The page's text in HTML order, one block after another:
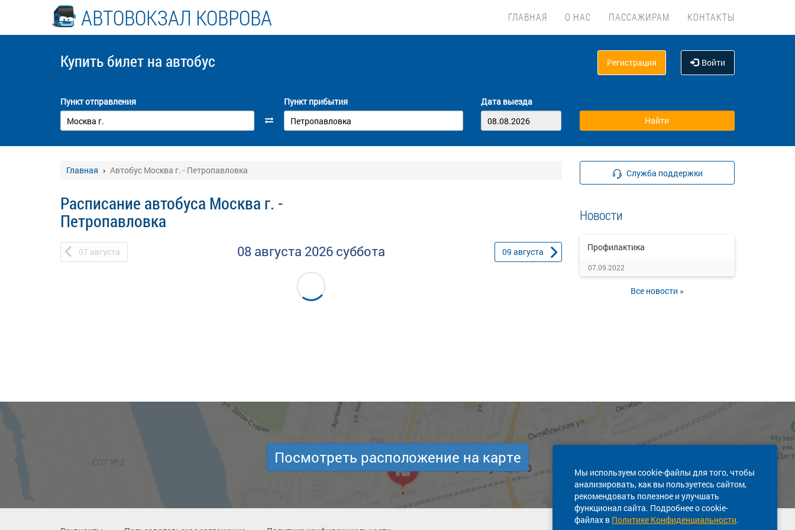
АВТОВОКЗАЛ КОВРОВА ГЛАВНАЯ О НАС ПАССАЖИРАМ КОНТАКТЫ
Купить билет на автобус Регистрация Войти
Пункт отправления Пункт прибытия Дата выезда
Главная Автобус Москва г. - Петропавловка
Расписание автобуса Москва г. -
Петропавловка
07 августа 08 августа 2026 суббота 09 августа
Служба поддержки
Новости
Профилактика
07.09.2022
Все новости »
Мы используем cookie-файлы для того, чтобы
анализировать, как вы пользуетесь сайтом,
рекомендовать полезное и улучшать
функционал сайта. Подробнее о cookie-
файлах в Политике Конфиденциальности.
Посмотреть расположение на карте